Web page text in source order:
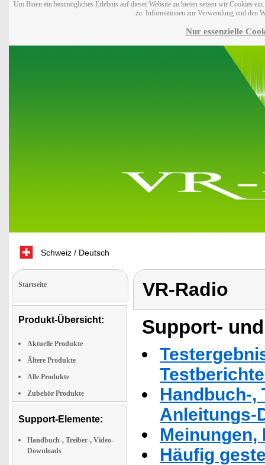
Um Ihnen ein bestmögliches Erlebnis auf dieser Website zu bieten setzen wir Cookies
zu. Informationen zur Verwendung und den
Nur essenzielle
Schweiz / Deutsch
Startseite
Produkt-Übersicht:
Aktuelle Produkte
Ältere Produkte
Alle Produkte
Zubehör Produkte
Support-Elemente:
Handbuch-, Treiber-, Video-
Downloads
VR-Radio
Support-
Handbuch-,
Anleitungs-
Häufig